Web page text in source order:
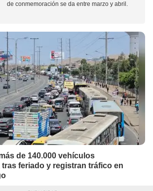
de conmemoración se da entre marzo y abril.
de 140.000 vehículos
tras feriado y registran tráfico en